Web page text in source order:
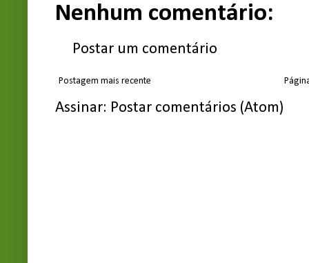
Nenhum comentário:
Postar um comentário
Postagem mais recente
Assinar: Postar comentários (Atom)